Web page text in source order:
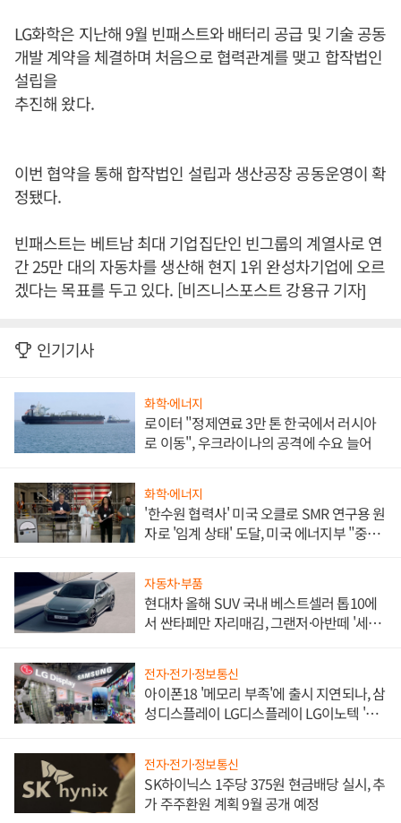
LG화학은 지난해 9월 빈패스트와 배터리 공급 및 기술 공동
개발 계약을 체결하며 처음으로 협력관계를 맺고 합작법인
설립을
추진해 왔다.
이번 협약을 통해 합작법인 설립과 생산공장 공동운영이 확
정됐다.
빈패스트는 베트남 최대 기업집단인 빈그룹의 계열사로 연
간 25만 대의 자동차를 생산해 현지 1위 완성차기업에 오르
겠다는 목표를 두고 있다. [비즈니스포스트 강용규 기자]
인기기사
화학·에너지
로이터 "정제연료 3만 톤 한국에서 러시아
로 이동", 우크라이나의 공격에 수요 늘어
화학·에너지
'한수원 협력사' 미국 오클로 SMR 연구용 원
자로 '임계 상태' 도달, 미국 에너지부 "중요
자동차·부품
현대차 올해 SUV 국내 베스트셀러 톱10에
서 싼타페만 자리매김, 그랜저·아반떼 '세단
전자·전기·정보통신
아이폰18 '메모리 부족'에 출시 지연되나, 삼
성디스플레이 LG디스플레이 LG이노텍 '탈
전자·전기·정보통신
SK하이닉스 1주당 375원 현금배당 실시, 추
가 주주환원 계획 9월 공개 예정